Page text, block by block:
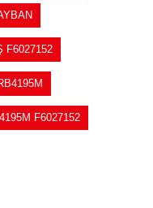
F6027152
F6027152